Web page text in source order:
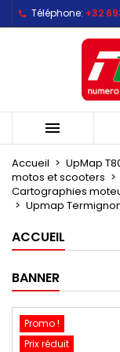
Téléphone: +32

Accueil
UpMap
motos et scooters
Cartographies
Upmap
ACCUEIL
BANNER
Promo !
Prix réduit
Mes
Créer une
Créer
Nom de la liste
Vous devez
à votre liste